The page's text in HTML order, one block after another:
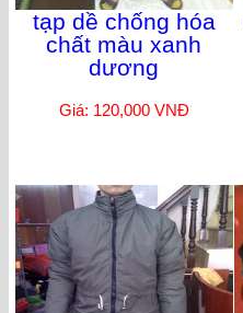
tạp dề chống hóa
chất màu xanh
dương
Giá: 120,000 VNĐ